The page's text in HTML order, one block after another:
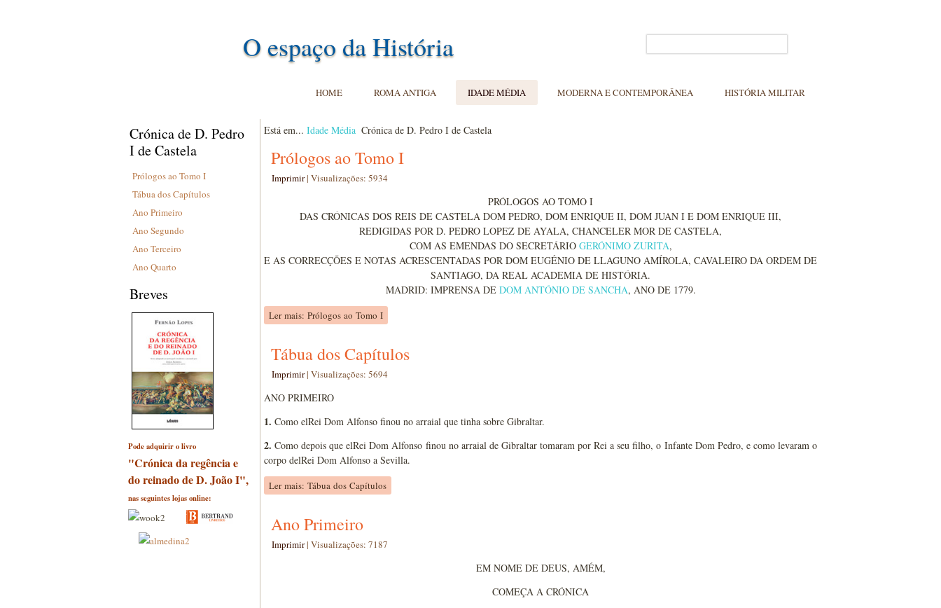
O espaço da História
HOME ROMA ANTIGA IDADE MÉDIA MODERNA E CONTEMPORÂNEA HISTÓRIA MILITAR
Crónica de D. Pedro
I de Castela
Prólogos ao Tomo I
Tábua dos Capítulos
Ano Primeiro
Ano Segundo
Ano Terceiro
Ano Quarto
Breves
Pode adquirir o livro
"Crónica da regência e
do reinado de D. João I",
nas seguintes lojas online:
Está em... Idade Média Crónica de D. Pedro I de Castela
Prólogos ao Tomo I
Imprimir| Visualizações: 5934
PRÓLOGOS AO TOMO I
DAS CRÓNICAS DOS REIS DE CASTELA DOM PEDRO, DOM ENRIQUE II, DOM JUAN I E DOM ENRIQUE III,
REDIGIDAS POR D. PEDRO LOPEZ DE AYALA, CHANCELER MOR DE CASTELA,
COM AS EMENDAS DO SECRETÁRIO GERÓNIMO ZURITA,
E AS CORRECÇÕES E NOTAS ACRESCENTADAS POR DOM EUGÉNIO DE LLAGUNO AMÍROLA, CAVALEIRO DA ORDEM DE
SANTIAGO, DA REAL ACADEMIA DE HISTÓRIA.
MADRID: IMPRENSA DE DOM ANTÓNIO DE SANCHA, ANO DE 1779.
Ler mais: Prólogos ao Tomo I
Tábua dos Capítulos
Imprimir| Visualizações: 5694
ANO PRIMEIRO
1. Como elRei Dom Alfonso finou no arraial que tinha sobre Gibraltar.
2. Como depois que elRei Dom Alfonso finou no arraial de Gibraltar tomaram por Rei a seu filho, o Infante Dom Pedro, e como levaram o
corpo delRei Dom Alfonso a Sevilla.
Ler mais: Tábua dos Capítulos
Ano Primeiro
Imprimir| Visualizações: 7187
EM NOME DE DEUS, AMÉM,
COMEÇA A CRÓNICA